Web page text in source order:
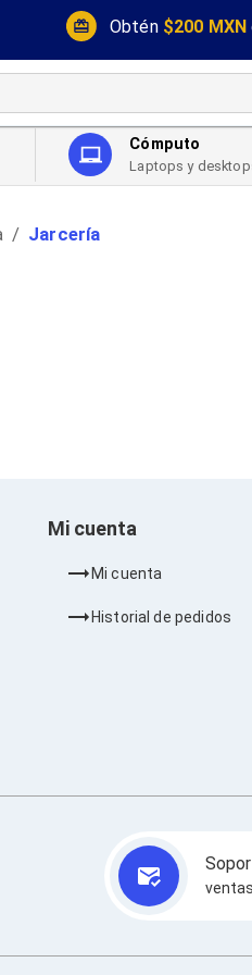
Obtén $200 MXN
Cómputo
Laptops y
/ Jarcería
Mi cuenta
Mi cuenta
Historial de pedidos